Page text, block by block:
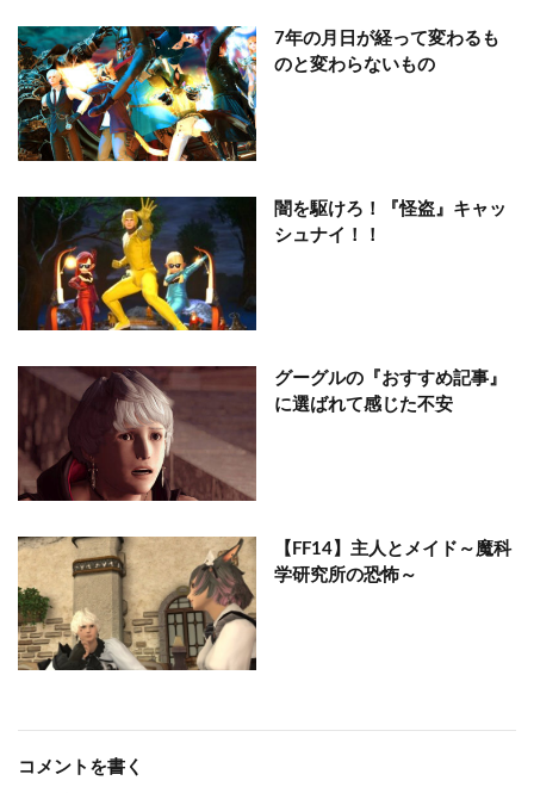
7年の月日が経って変わるも
のと変わらないもの
闇を駆けろ！『怪盗』キャッ
シュナイ！！
グーグルの『おすすめ記事』
に選ばれて感じた不安
【FF14】主人とメイド～魔科
学研究所の恐怖～
コメントを書く